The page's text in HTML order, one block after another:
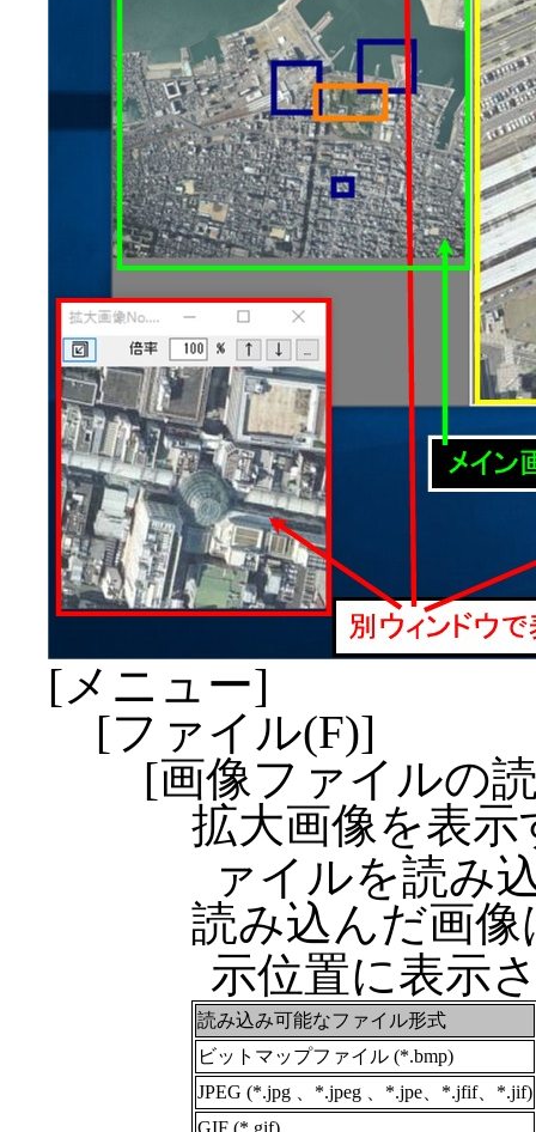
[メニュー]
[ファイル(F)]
[画像ファイルの
拡大画像を表
ァイルを読み
読み込んだ画
示位置に表示
読み込み可能なファイル形式
ビットマップファイル (*.bmp)
JPEG (*.jpg 、*.jpeg 、*.jpe、*.jfif、*.jif)
GIF (*.gif)